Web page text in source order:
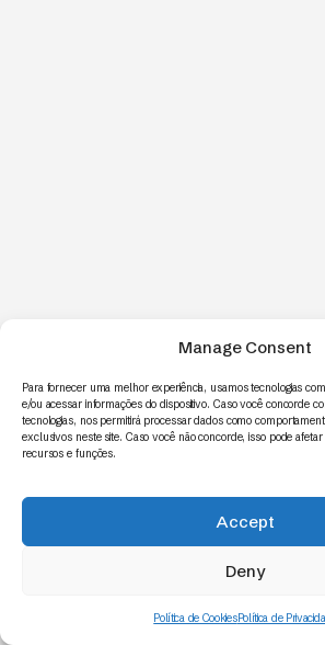
Manage Consent
Para fornecer uma melhor experiência, usamos tecnologias
e/ou acessar informações do dispositivo. Caso você concorde
tecnologias, nos permitirá processar dados como
exclusivos neste site. Caso você não concorde, isso pode
recursos e funções.
Accept
Deny
Política de CookiesPolítica de